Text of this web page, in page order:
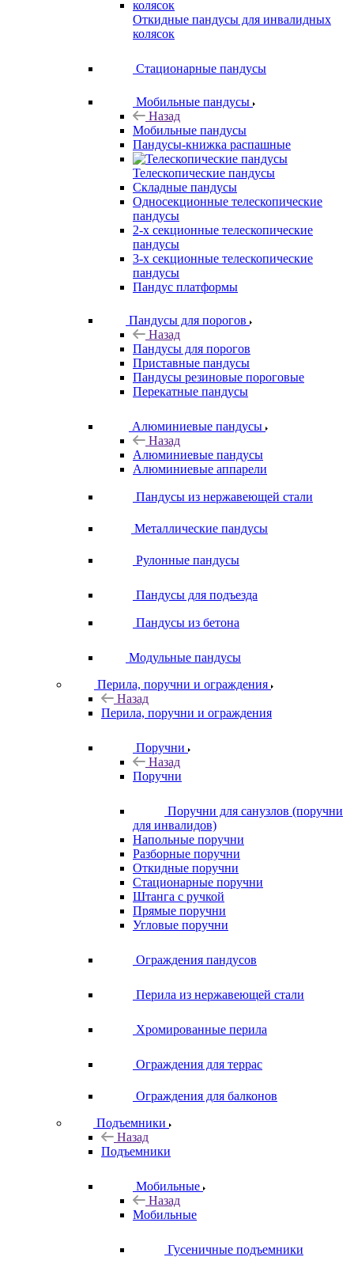
Откидные пандусы для инвалидных
колясок
Стационарные пандусы
Мобильные пандусы
Назад
Мобильные пандусы
Пандусы-книжка распашные
Телескопические пандусы
Складные пандусы
Односекционные телескопические
пандусы
2-х секционные телескопические
пандусы
3-х секционные телескопические
пандусы
Пандус платформы
Пандусы для порогов
Назад
Пандусы для порогов
Приставные пандусы
Пандусы резиновые пороговые
Перекатные пандусы
Алюминиевые пандусы
Назад
Алюминиевые пандусы
Алюминиевые аппарели
Пандусы из нержавеющей стали
Металлические пандусы
Рулонные пандусы
Пандусы для подъезда
Пандусы из бетона
Модульные пандусы
Перила, поручни и ограждения
Назад
Перила, поручни и ограждения
Поручни
Назад
Поручни
Поручни для санузлов (поручни
для инвалидов)
Напольные поручни
Разборные поручни
Откидные поручни
Стационарные поручни
Штанга с ручкой
Прямые поручни
Угловые поручни
Ограждения пандусов
Перила из нержавеющей стали
Хромированные перила
Ограждения для террас
Ограждения для балконов
Подъемники
Назад
Подъемники
Мобильные
Назад
Мобильные
Гусеничные подъемники